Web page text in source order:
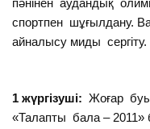
спортпен шұғылдану.
айналысу миды сергіту.
1 жүргізуші: Жоғар
«Талапты бала – 2011»